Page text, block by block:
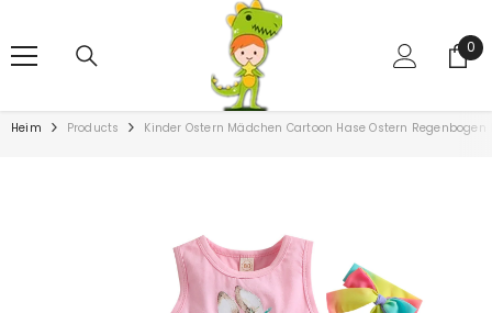
0
0
Heim Products Kinder Ostern Mädchen Cartoon Hase Ostern